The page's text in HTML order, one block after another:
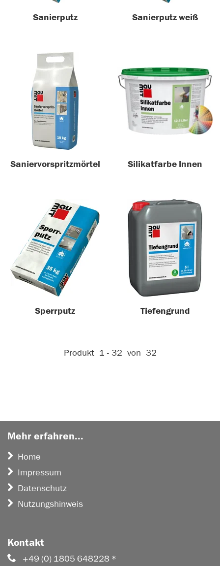
Sanierputz Sanierputz weiß
Saniervorspritzmörtel Silikatfarbe Innen
Sperrputz Tiefengrund
Aktive Filter:
Produkt 1 - 32 von 32
Mehr erfahren...
Home
Impressum
Datenschutz
Nutzungshinweis
Kontakt
+49 (0) 1805 648228 *